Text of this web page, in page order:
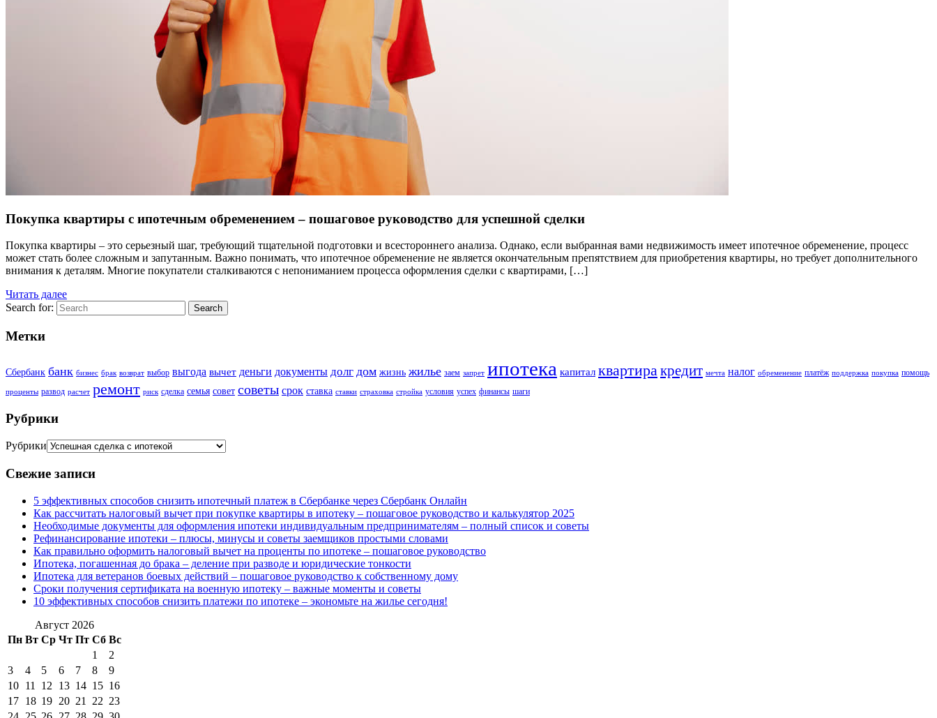
Покупка квартиры с ипотечным обременением – пошаговое руководство для успешной сделки
Покупка квартиры – это серьезный шаг, требующий тщательной подготовки и всестороннего анализа. Однако, если выбранная вами недвижимость имеет ипотечное обременение, процесс
может стать более сложным и запутанным. Важно понимать, что ипотечное обременение не является окончательным препятствием для приобретения квартиры, но требует дополнительного
внимания к деталям. Многие покупатели сталкиваются с непониманием процесса оформления сделки с квартирами, […]
Читать далее
Search for:
Search
Метки
Сбербанк банк бизнес брак возврат выбор выгода вычет деньги документы долг дом жизнь жилье заем запрет ипотека капитал квартира кредит мечта налог обременение платёж поддержка покупка помощь
проценты развод расчет ремонт риск сделка семья совет советы срок ставка ставки страховка стройка условия успех финансы шаги
Рубрики
Рубрики
Свежие записи
5 эффективных способов снизить ипотечный платеж в Сбербанке через Сбербанк Онлайн
Как рассчитать налоговый вычет при покупке квартиры в ипотеку – пошаговое руководство и калькулятор 2025
Необходимые документы для оформления ипотеки индивидуальным предпринимателям – полный список и советы
Рефинансирование ипотеки – плюсы, минусы и советы заемщиков простыми словами
Как правильно оформить налоговый вычет на проценты по ипотеке – пошаговое руководство
Ипотека, погашенная до брака – деление при разводе и юридические тонкости
Ипотека для ветеранов боевых действий – пошаговое руководство к собственному дому
Сроки получения сертификата на военную ипотеку – важные моменты и советы
10 эффективных способов снизить платежи по ипотеке – экономьте на жилье сегодня!
Август 2026
Пн Вт Ср Чт Пт Сб Вс
1
2
3
4 5 6 7 8
9
10 11 12 13 14 15 16
17 18 19 20 21 22 23